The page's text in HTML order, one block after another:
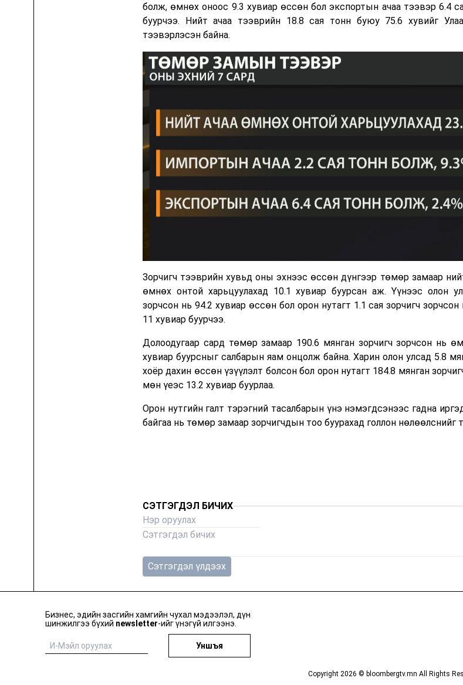
болж, өмнөх оноос 9.3 хувиар өссөн бол экспортын ачаа тээвэр 6.4
буурчээ. Нийт ачаа тээврийн 18.8 сая тонн буюу 75.6 хувийг
тээвэрлэсэн байна.
Зорчигч тээврийн хувьд оны эхнээс өссөн дүнгээр төмөр замаар
өмнөх онтой харьцуулахад 10.1 хувиар буурсан аж. Үүнээс олон
зорчсон нь 94.2 хувиар өссөн бол орон нутагт 1.1 сая зорчигч
11 хувиар буурчээ.
Долоодугаар сард төмөр замаар 190.6 мянган зорчигч зорчсон нь
хувиар буурсныг салбарын яам онцолж байна. Харин олон улсад 5.8
хоёр дахин өссөн үзүүлэлт болсон бол орон нутагт 184.8 мянган
мөн үеэс 13.2 хувиар буурлаа.
Орон нутгийн галт тэрэгний тасалбарын үнэ нэмэгдсэнээс гадна
байгаа нь төмөр замаар зорчигчдын тоо буурахад голлон нөлөөлснийг
CЭТГЭГДЭЛ БИЧИХ
Сэтгэгдэл үлдээх
Бизнес, эдийн засгийн хамгийн чухал мэдээлэл, дүн
шинжилгээ бүхий newsletter-ийг үнэгүй илгээнэ.
Уншъя
Copyright 2026 © bloombergtv.mn All Rights